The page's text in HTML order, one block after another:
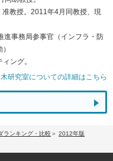
教授。2011年4月同教授、現
進事務局参事官（インフラ・防
ング。
研究室についての詳細はこちら
ランキング・比較
2012年版